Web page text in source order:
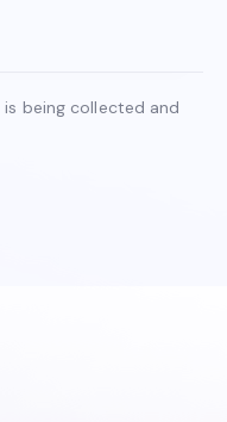
being collected and